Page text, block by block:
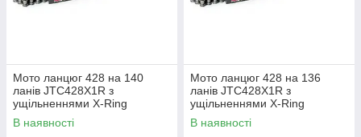
Мото ланцюг 428 на 140
ланів JTC428X1R з
ущільненнями X-Ring
сталева
В наявності
Мото ланцюг 428 на 136
ланів JTC428X1R з
ущільненнями X-Ring
сталева
В наявності